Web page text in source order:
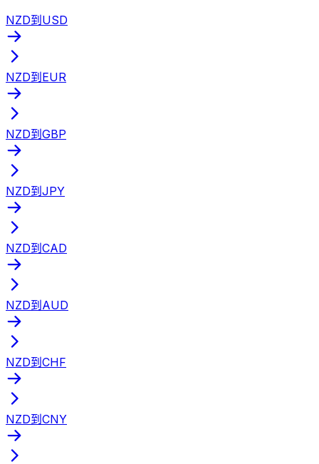
NZD到USD
NZD到EUR
NZD到GBP
NZD到JPY
NZD到CAD
NZD到AUD
NZD到CHF
NZD到CNY